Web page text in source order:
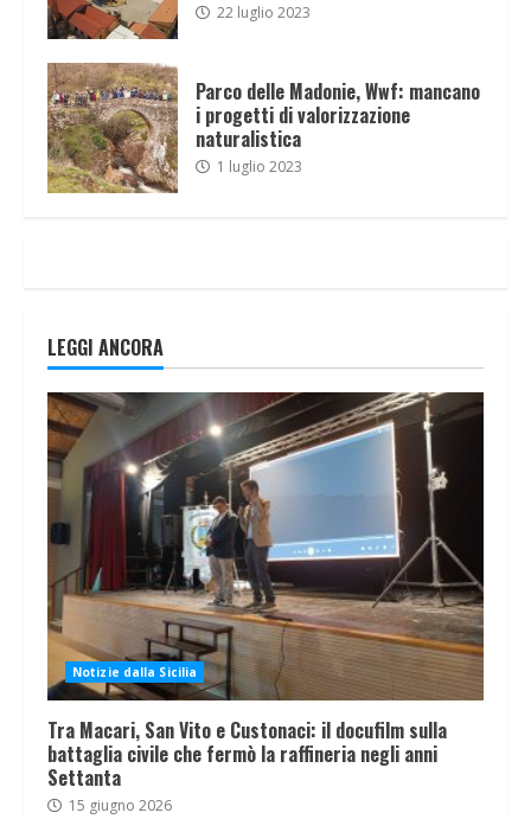
22 luglio 2023
Parco delle Madonie, Wwf: mancano
i progetti di valorizzazione
naturalistica
1 luglio 2023
LEGGI ANCORA
Notizie dalla Sicilia
Tra Macari, San Vito e Custonaci: il docufilm sulla
battaglia civile che fermò la raffineria negli anni
Settanta
15 giugno 2026